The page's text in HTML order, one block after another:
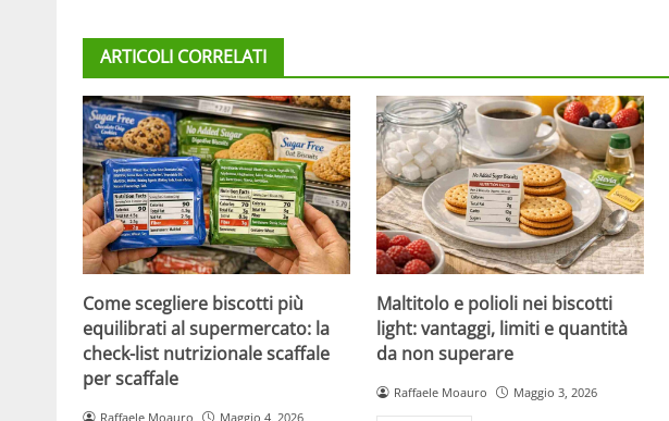
ARTICOLI CORRELATI
Come scegliere biscotti più
equilibrati al supermercato: la
check-list nutrizionale scaffale
per scaffale
Raffaele Moauro Maggio 4, 2026
Maltitolo e polioli nei biscotti
light: vantaggi, limiti e quantità
da non superare
Raffaele Moauro Maggio 3, 2026